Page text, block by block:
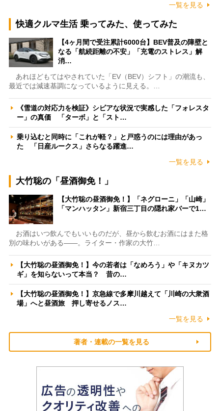
一覧を見る
快適クルマ生活 乗ってみた、使ってみた
【4ヶ月間で受注累計6000台】BEV普及の障壁と
なる「航続距離の不安」「充電のストレス」解
消…
あれほどもてはやされていた「EV（BEV）シフト」の潮流も、
最近では減速基調になっているように見える。…
《雪道の対応力を検証》シビアな状況で実感した「フォレスタ
ー」の真価 「ターボ」と「スト…
乗り込むと同時に「これが軽？」と戸惑うのには理由があっ
た 「日産ルークス」さらなる躍進…
一覧を見る
大竹聡の「昼酒御免！」
【大竹聡の昼酒御免！】「ネグローニ」「山崎」
「マンハッタン」新宿三丁目の隠れ家バーで1…
お酒はいつ飲んでもいいものだが、昼から飲むお酒にはまた格
別の味わいがある――。ライター・作家の大竹…
【大竹聡の昼酒御免！】今の若者は「なめろう」や「キヌカツ
ギ」を知らないって本当？ 昔の…
【大竹聡の昼酒御免！】京急線で多摩川越えて「川崎の大衆酒
場」へと昼酒旅 押し寄せるノス…
一覧を見る
著者・連載の一覧を見る